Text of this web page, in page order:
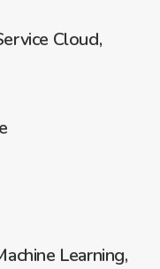
Cloud,
Learning,